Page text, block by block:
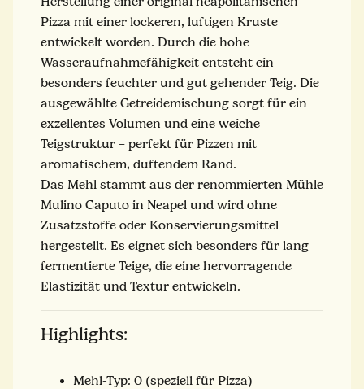
Pizza mit einer lockeren, luftigen Kruste
entwickelt worden. Durch die hohe
Wasseraufnahmefähigkeit entsteht ein
besonders feuchter und gut gehender Teig. Die
ausgewählte Getreidemischung sorgt für ein
exzellentes Volumen und eine weiche
Teigstruktur – perfekt für Pizzen mit
aromatischem, duftendem Rand.
Das Mehl stammt aus der renommierten Mühle
Mulino Caputo in Neapel und wird ohne
Zusatzstoffe oder Konservierungsmittel
hergestellt. Es eignet sich besonders für lang
fermentierte Teige, die eine hervorragende
Elastizität und Textur entwickeln.
Highlights:
Mehl-Typ: 0 (speziell für Pizza)